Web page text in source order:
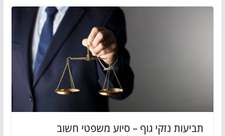
תביעות נזקי גוף – סיוע משפטי חשוב